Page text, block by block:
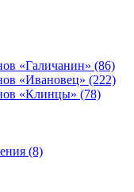
«Галичанин» (86)
«Ивановец» (222)
«Клинцы» (78)
(8)